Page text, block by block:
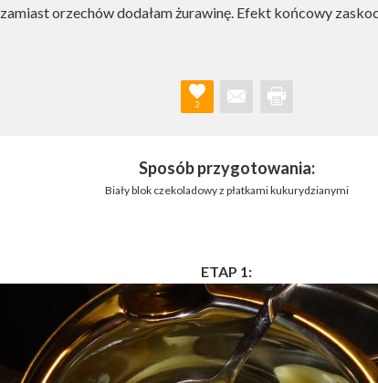
zamiast orzechów dodałam żurawinę. Efekt końcowy
3
Sposób przygotowania:
Biały blok czekoladowy z płatkami kukurydzianymi
ETAP 1: